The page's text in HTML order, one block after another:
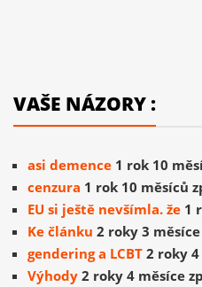
VAŠE NÁZORY :
asi demence 1 rok 10
cenzura 1 rok 10 měsíců
EU si ještě nevšímla. že 1
Ke článku 2 roky 3
gendering a LCBT 2 roky
Výhody 2 roky 4 měsíce